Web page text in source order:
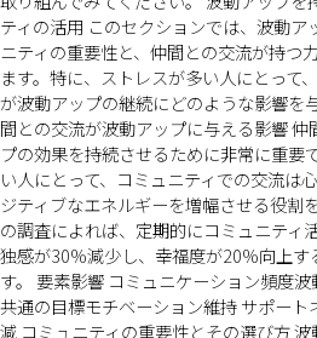
ティの活用 このセクションでは、波動ア
ニティの重要性と、仲間との交流が持つ
ます。特に、ストレスが多い人にとって
が波動アップの継続にどのような影響を
間との交流が波動アップに与える影響 仲
プの効果を持続させるために非常に重要
い人にとって、コミュニティでの交流は
ジティブなエネルギーを増幅させる役割
の調査によれば、定期的にコミュニティ
独感が30%減少し、幸福度が20%向上す
す。 要素影響 コミュニケーション頻度
共通の目標モチベーション維持 サポー
減 コミュニティの重要性とその選び方